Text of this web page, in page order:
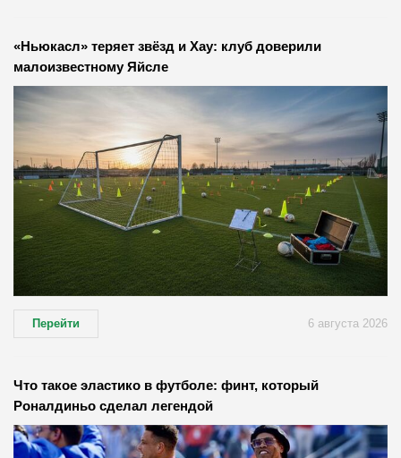
«Ньюкасл» теряет звёзд и Хау: клуб доверили
малоизвестному Яйсле
Перейти 6 августа 2026
Что такое эластико в футболе: финт, который
Роналдиньо сделал легендой